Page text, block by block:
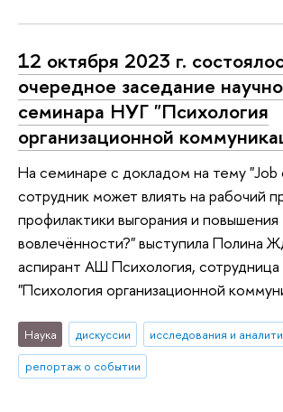
12 октября 2023 г.
очередное заседание
семинара НУГ "Психология
организационной
На семинаре с докладом на тему "Job
сотрудник может влиять на рабочий
профилактики выгорания и повышения
вовлечённости?" выступила Полина
аспирант АШ Психология,
"Психология организационной
Наука дискуссии
исследования и
репортаж о событии